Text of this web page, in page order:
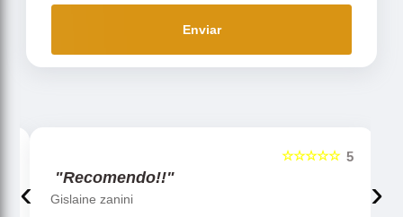
Enviar
5
☆☆☆☆☆
"Recomendo!!"
Gislaine zanini
‹ ›